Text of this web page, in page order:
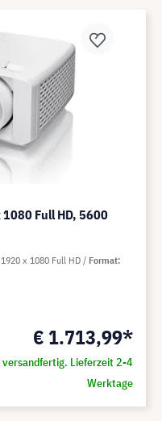
Full HD, 5600
€ 1.713,99*
versandfertig. Lieferzeit 2-4
Werktage
1920 x 1080 Full HD
Format